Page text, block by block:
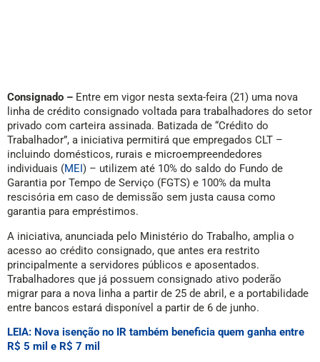
Consignado – Entre em vigor nesta sexta-feira (21) uma nova
linha de crédito consignado voltada para trabalhadores do setor
privado com carteira assinada. Batizada de “Crédito do
Trabalhador”, a iniciativa permitirá que empregados CLT –
incluindo domésticos, rurais e microempreendedores
individuais (MEI ) – utilizem até 10% do saldo do Fundo de
Garantia por Tempo de Serviço (FGTS) e 100% da multa
rescisória em caso de demissão sem justa causa como
garantia para empréstimos.
A iniciativa, anunciada pelo Ministério do Trabalho, amplia o
acesso ao crédito consignado, que antes era restrito
principalmente a servidores públicos e aposentados.
Trabalhadores que já possuem consignado ativo poderão
migrar para a nova linha a partir de 25 de abril, e a portabilidade
entre bancos estará disponível a partir de 6 de junho.
LEIA: Nova isenção no IR também beneficia quem ganha entre
R$ 5 mil e R$ 7 mil